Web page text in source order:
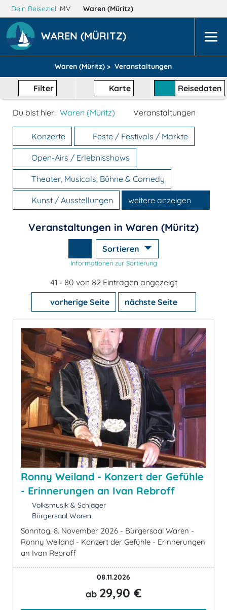
Dein Reiseziel: MV Waren (Müritz)
WAREN (MÜRITZ)
Waren (Müritz) > Veranstaltungen
Filter Karte Reisedaten
Du bist hier: Waren (Müritz) Veranstaltungen
Konzerte Feste / Festivals / Märkte
Open-Airs / Erlebnisshows
Theater, Musicals, Bühne & Comedy
Kunst / Ausstellungen weitere anzeigen
Veranstaltungen in Waren (Müritz)
Sortieren
Informationen zur Sortierung
41 - 80 von 82 Einträgen angezeigt
vorherige Seite
nächste Seite
Ronny Weiland - Konzert der Gefühle
- Erinnerungen an Ivan Rebroff
Volksmusik & Schlager
Bürgersaal Waren
Sonntag, 8. November 2026 - Bürgersaal Waren -
Ronny Weiland - Konzert der Gefühle - Erinnerungen
an Ivan Rebroff
08.11.2026
ab 29,90 €